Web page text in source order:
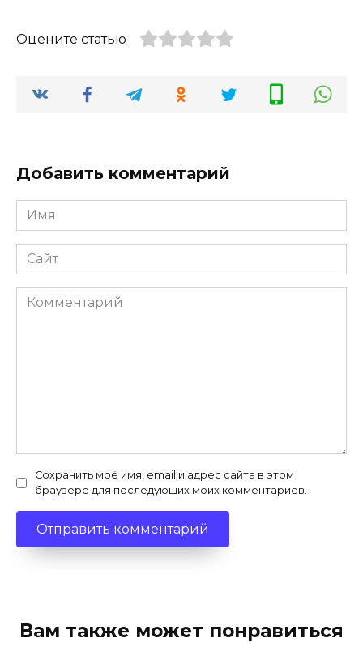
Оцените статью
Добавить комментарий
Имя
*
Сайт
Комментарий
Сохранить моё имя, email и адрес сайта в этом
браузере для последующих моих комментариев.
Вам также может понравиться